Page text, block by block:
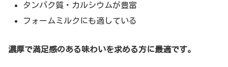
タンパク質・カルシウムが豊富
フォームミルクにも適している
濃厚で満足感のある味わいを求める方に最適です。